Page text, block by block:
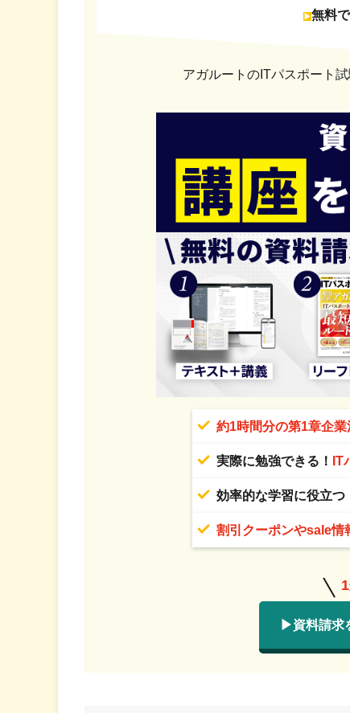
無料
アガルートのITパスポート
約1時間分の第1章企
実際に勉強できる！ IT
効率的な学習に役立つ
割引クーポンやsale情
▶資料請求